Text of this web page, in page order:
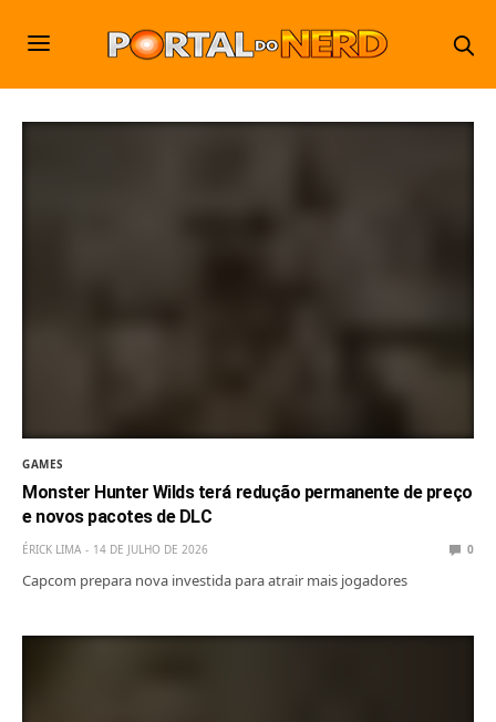
GAMES
Monster Hunter Wilds terá redução permanente de preço
e novos pacotes de DLC
ÉRICK LIMA 14 DE JULHO DE 2026 0
Capcom prepara nova investida para atrair mais jogadores